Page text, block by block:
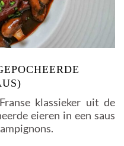
klassieker uit de
eieren in een saus